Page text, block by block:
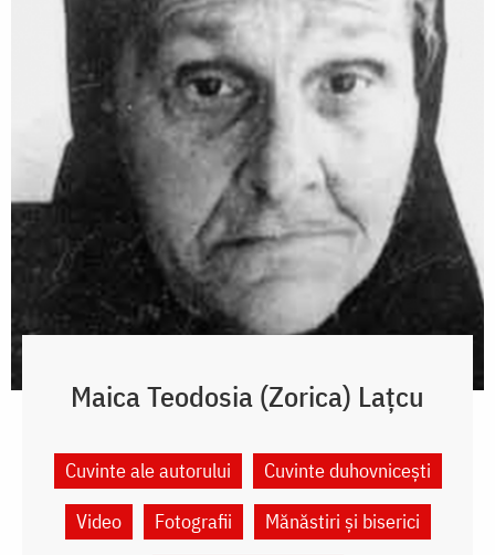
Maica Teodosia (Zorica) Lațcu
Cuvinte ale autorului
Cuvinte duhovnicești
Video
Fotografii
Mănăstiri și biserici